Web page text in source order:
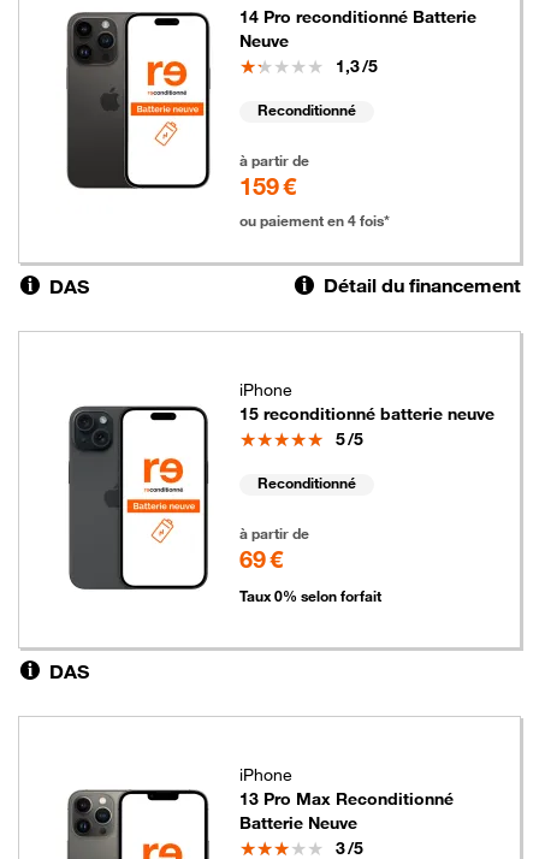
14 Pro reconditionné Batterie
Neuve
Note
1,3/5
Reconditionné
à partir de
159 €
ou paiement en 4 fois*
DAS Détail du financement
iPhone
15 reconditionné batterie neuve
Note
5/5
Reconditionné
à partir de
69 €
Taux 0% selon forfait
DAS
iPhone
13 Pro Max Reconditionné
Batterie Neuve
Note
3/5